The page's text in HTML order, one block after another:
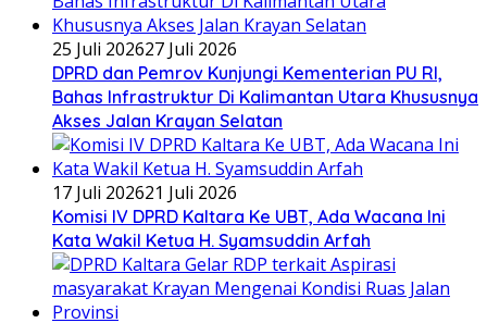
25 Juli 202627 Juli 2026
DPRD dan Pemrov Kunjungi Kementerian PU RI,
Bahas Infrastruktur Di Kalimantan Utara Khususnya
Akses Jalan Krayan Selatan
17 Juli 202621 Juli 2026
Komisi IV DPRD Kaltara Ke UBT, Ada Wacana Ini
Kata Wakil Ketua H. Syamsuddin Arfah